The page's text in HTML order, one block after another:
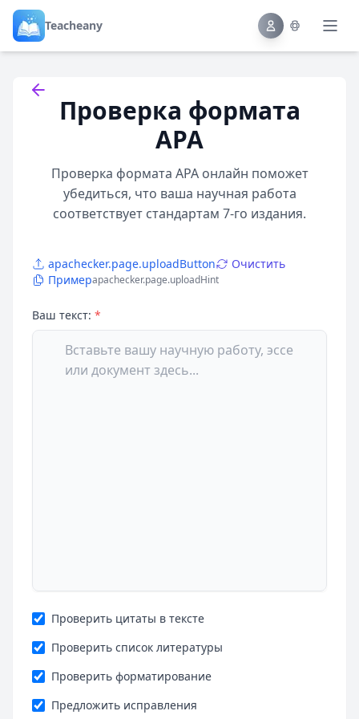
Teacheany
Back to tools
Проверка формата
APA
Проверка формата APA онлайн поможет
убедиться, что ваша научная работа
соответствует стандартам 7-го издания.
apachecker.page.uploadButton
Очистить
Примерapachecker.page.uploadHint
Ваш текст: *
Проверить цитаты в тексте
Проверить список литературы
Проверить форматирование
Предложить исправления